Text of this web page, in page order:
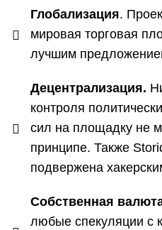
Глобализация.
мировая торговая
лучшим
Децентрализация.
контроля
сил на площадку не
принципе. Также
подвержена
Собственная
любые спекуляции с